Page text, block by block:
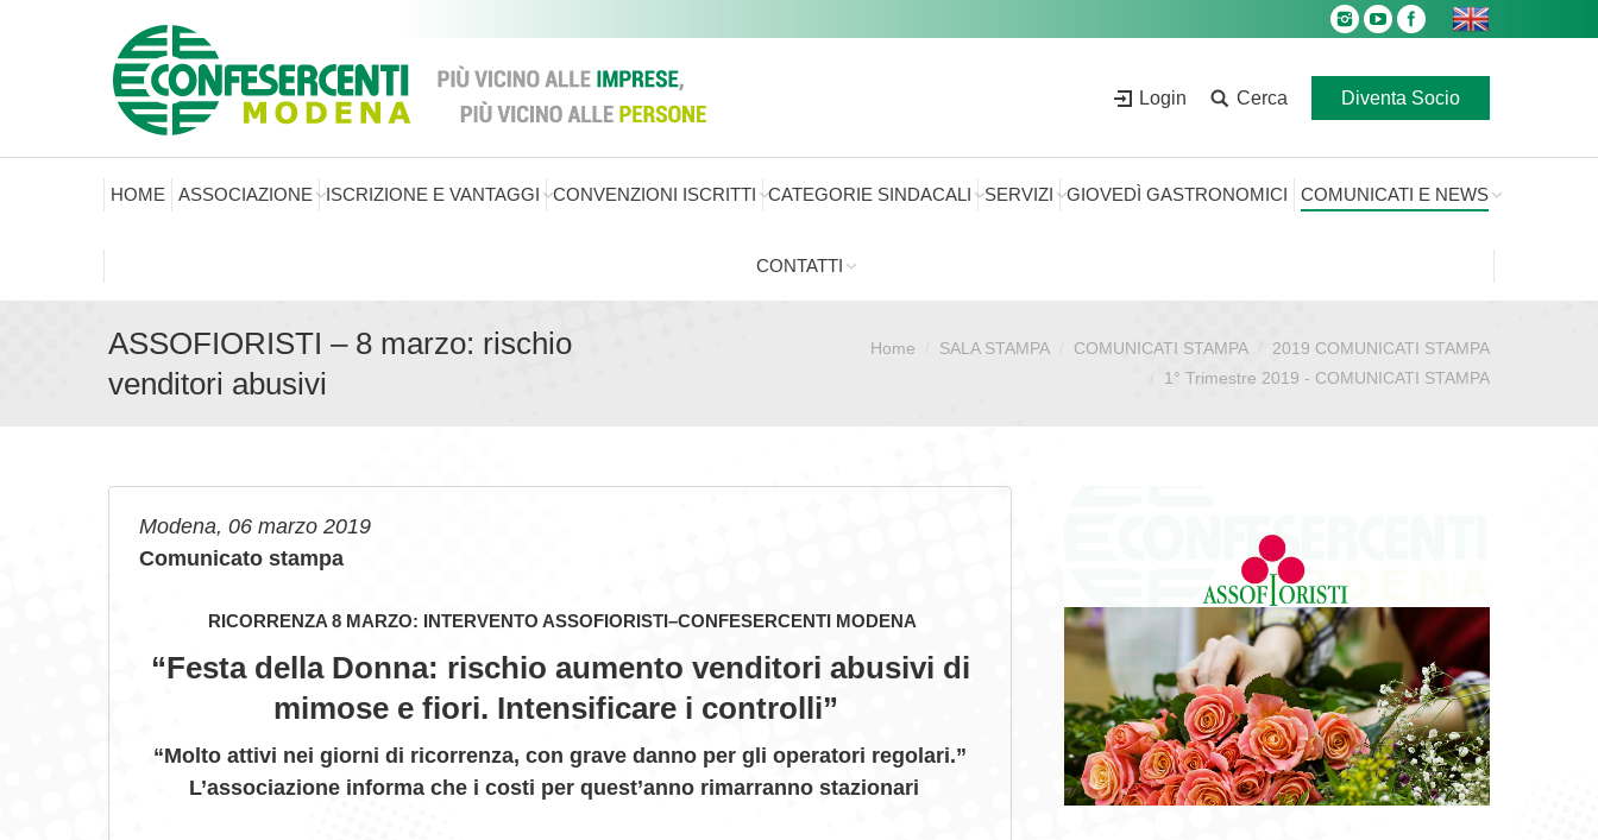
Login Cerca Diventa Socio
HOME ASSOCIAZIONE ISCRIZIONE E VANTAGGI CONVENZIONI ISCRITTI CATEGORIE SINDACALI SERVIZI GIOVEDÌ GASTRONOMICI COMUNICATI E NEWS
CONTATTI
ASSOFIORISTI – 8 marzo: rischio
venditori abusivi
Home SALA STAMPA COMUNICATI STAMPA
2019 COMUNICATI STAMPA
1° Trimestre 2019 - COMUNICATI STAMPA
Modena, 06 marzo 2019
Comunicato stampa
RICORRENZA 8 MARZO: INTERVENTO ASSOFIORISTI–CONFESERCENTI MODENA
“Festa della Donna: rischio aumento venditori abusivi di
mimose e fiori. Intensificare i controlli”
“Molto attivi nei giorni di ricorrenza, con grave danno per gli operatori regolari.”
L’associazione informa che i costi per quest’anno rimarranno stazionari